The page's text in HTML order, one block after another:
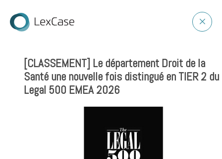
[CLASSEMENT] Le département Droit de la
Santé une nouvelle fois distingué en TIER 2 du
Legal 500 EMEA 2026